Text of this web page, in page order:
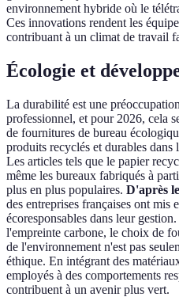
environnement hybride où le
Ces innovations rendent les
contribuant à un climat de travail
Écologie et
La durabilité est une
professionnel, et pour 2026, cela
de fournitures de bureau
produits recyclés et durables
Les articles tels que le papier
même les bureaux fabriqués à
plus en plus populaires. D'après
des entreprises françaises ont mis
écoresponsables dans leur
l'empreinte carbone, le choix de
de l'environnement n'est pas
éthique. En intégrant des
employés à des comportements
contribuent à un avenir plus vert.